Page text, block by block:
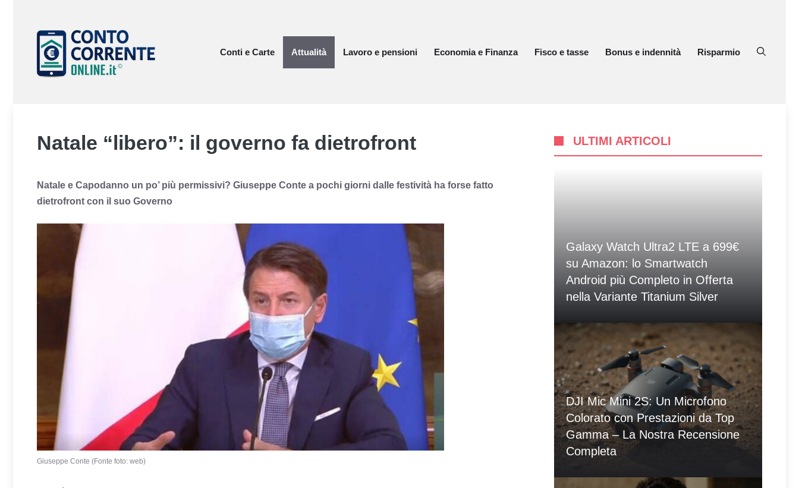
contenuto
Conti e Carte
Attualità Lavoro e pensioni Economia e Finanza Fisco e tasse Bonus e indennità Risparmio
Natale “libero”: il governo fa dietrofront
Natale e Capodanno un po’ più permissivi? Giuseppe Conte a pochi giorni dalle festività ha forse fatto
dietrofront con il suo Governo
Giuseppe Conte (Fonte foto: web)
ULTIMI ARTICOLI
Galaxy Watch Ultra2 LTE a 699€
su Amazon: lo Smartwatch
Android più Completo in Offerta
nella Variante Titanium Silver
DJI Mic Mini 2S: Un Microfono
Colorato con Prestazioni da Top
Gamma – La Nostra Recensione
Completa